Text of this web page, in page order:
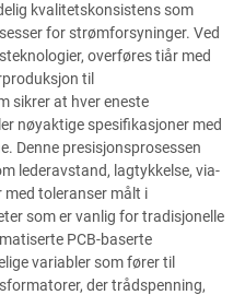
kvalitetskonsistens som
for strømforsyninger. Ved
overføres tiår med
til
sikrer at hver eneste
nøyaktige spesifikasjoner med
Denne presisjonsprosessen
lederavstand, lagtykkelse, via-
toleranser målt i
som er vanlig for tradisjonelle
PCB-baserte
variabler som fører til
der trådspenning,